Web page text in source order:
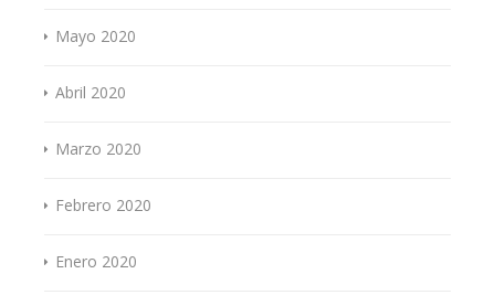
Mayo 2020
Abril 2020
Marzo 2020
Febrero 2020
Enero 2020